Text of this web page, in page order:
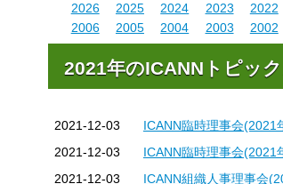
2026 2025 2024 2023 2022
2006
2005 2004 2003 2002
2021年のICANNトピッ
2021-12-03
ICANN臨時理事会(2021
2021-12-03
ICANN臨時理事会(2021
2021-12-03
ICANN組織人事理事会